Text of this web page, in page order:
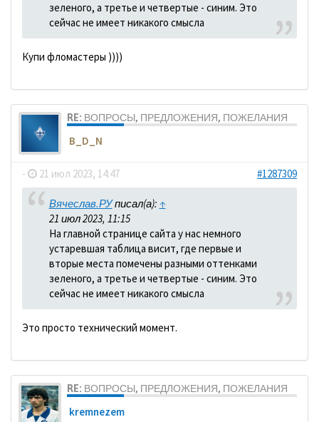
зеленого, а третье и четвертые - синим. Это
сейчас не имеет никакого смысла
Купи фломастеры ))))
RE: ВОПРОСЫ, ПРЕДЛОЖЕНИЯ, ПОЖЕЛАНИЯ
B_D_N
- 21 июл 2023, 14:47 #1287309
Вячеслав.РУписал(а): ↑
21 июл 2023, 11:15
На главной странице сайта у нас немного
устаревшая таблица висит, где первые и
вторые места помечены разными оттенками
зеленого, а третье и четвертые - синим. Это
сейчас не имеет никакого смысла
Это просто технический момент.
RE: ВОПРОСЫ, ПРЕДЛОЖЕНИЯ, ПОЖЕЛАНИЯ
kremnezem